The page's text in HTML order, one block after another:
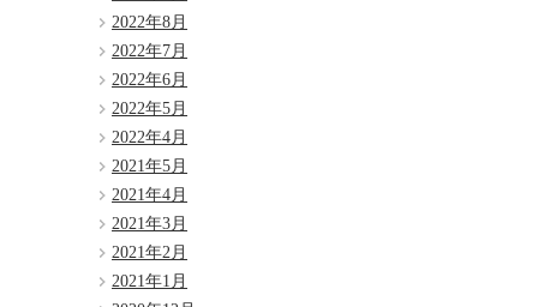
2022年8月
2022年7月
2022年6月
2022年5月
2022年4月
2021年5月
2021年4月
2021年3月
2021年2月
2021年1月